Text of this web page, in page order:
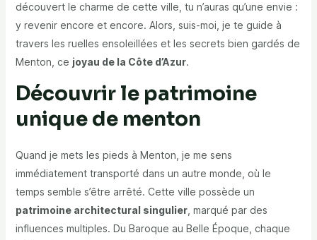
découvert le charme de cette ville, tu n’auras qu’une envie :
y revenir encore et encore. Alors, suis-moi, je te guide à
travers les ruelles ensoleillées et les secrets bien gardés de
Menton, ce joyau de la Côte d’Azur.
Découvrir le patrimoine
unique de menton
Quand je mets les pieds à Menton, je me sens
immédiatement transporté dans un autre monde, où le
temps semble s’être arrêté. Cette ville possède un
patrimoine architectural singulier, marqué par des
influences multiples. Du Baroque au Belle Époque, chaque